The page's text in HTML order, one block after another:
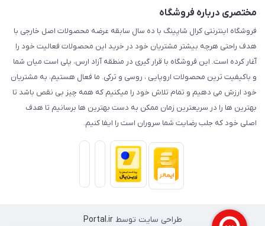
مختصری درباره فروشگاه
فروشگاه اینترنتی کرال شاپینگ با ده سال سابقه عرضه محصولات اصل خارجی با
هدف راحتی هرچه بیشتر مشتریان خود در خرید این محصولات فعالیت خود را
آغار کرده است. این فروشگاه با قرار گیری در منطقه آزاد ارس، پلی است میان شما
و باکیفیت ترین محصولات اروپایی ، روسی و ترکی. ما فعال هستیم، به مشتریان
خود ارزش می دهیم و تمام تلاش خود را میکنیم که همه چیز بی نقص باشد تا
بهترین ها را در سریعترین زمان ممکن به دست بهترین ها برسانیم تا هدف
اصلی خود که جلب رضایت شما سروران است را ایفا کنیم.
طراحی سایت توسطPortal.ir